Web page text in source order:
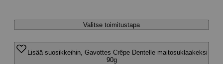
Valitse toimitustapa
Lisää suosikkeihin, Gavottes Crêpe Dentelle maitosuklaakeksi
90g